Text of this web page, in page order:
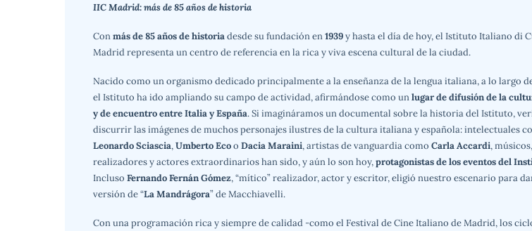
IIC Madrid: más de 85 años de historia
Conmás de 85 años de historiadesde su fundación en1939y hasta el día de hoy, el Istituto Italiano di
Madrid representa un centro de referencia en la rica y viva escena cultural de la ciudad.
Nacido como un organismo dedicado principalmente a la enseñanza de la lengua italiana, a lo largo
el Istituto ha ido ampliando su campo de actividad, afirmándose como unlugar de difusión de la
y de encuentro entre Italia y España. Si imagináramos un documental sobre la historia del Istituto,
discurrir las imágenes de muchos personajes ilustres de la cultura italiana y española: intelectuales
Leonardo Sciascia,Umberto Ecoo Dacia Maraini, artistas de vanguardia como Carla Accardi, músicos,
realizadores y actores extraordinarios han sido, y aún lo son hoy,protagonistas de los eventos del
Incluso Fernando Fernán Gómez, “mítico” realizador, actor y escritor, eligió nuestro escenario para
versión de “La Mandrágora” de Macchiavelli.
Con una programación rica y siempre de calidad -como el Festival de Cine Italiano de Madrid, los